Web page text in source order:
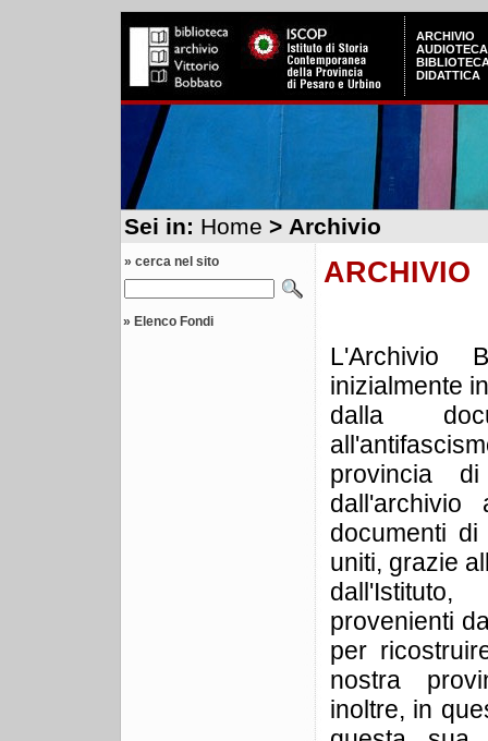
ARCHIVIO
AUDIOTECA
DIDATTICA
Sei in: Home > Archivio
» cerca nel sito
» Elenco Fondi
ARCHIVIO
L'Archivio
inizialmente
dalla
provincia
dall'archivio
documenti
uniti, grazie
provenienti
per
nostra
inoltre, in